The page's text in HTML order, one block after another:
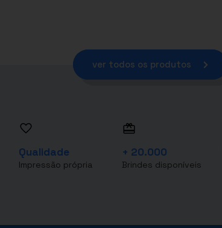
ver todos os produtos
Qualidade
Impressão própria
+ 20.000
Brindes disponíveis